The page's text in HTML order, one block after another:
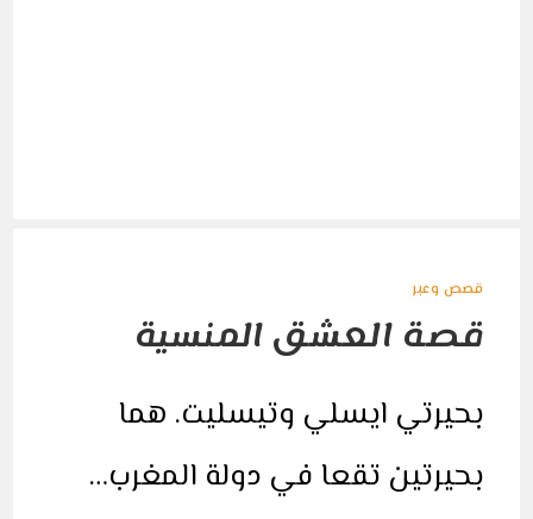
قصص وعبر
قصة العشق المنسية
بحيرتي ايسلي وتيسليت. هما
بحيرتين تقعا في دولة المغرب…